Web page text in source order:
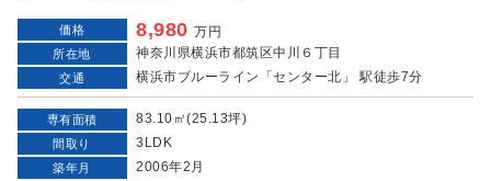
価格 8,980万円
所在地 神奈川県横浜市都筑区中川６丁目
交通 横浜市ブルーライン「センター北」 駅徒歩7分
専有面積 83.10㎡(25.13坪)
間取り 3LDK
築年月 2006年2月